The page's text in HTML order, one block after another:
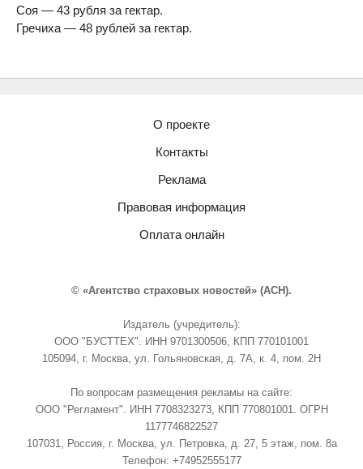
Соя — 43 рубля за гектар.
Гречиха — 48 рублей за гектар.
О проекте
Контакты
Реклама
Правовая информация
Оплата онлайн
© «Агентство страховых новостей» (АСН).
Издатель (учредитель):
ООО "БУСТТЕХ". ИНН 9701300506, КПП 770101001
105094, г. Москва, ул. Гольяновская, д. 7А, к. 4, пом. 2Н
По вопросам размещения рекламы на сайте:
ООО "Регламент". ИНН 7708323273, КПП 770801001. ОГРН
1177746822527
107031, Россия, г. Москва, ул. Петровка, д. 27, 5 этаж, пом. 8а
Телефон: +74952555177